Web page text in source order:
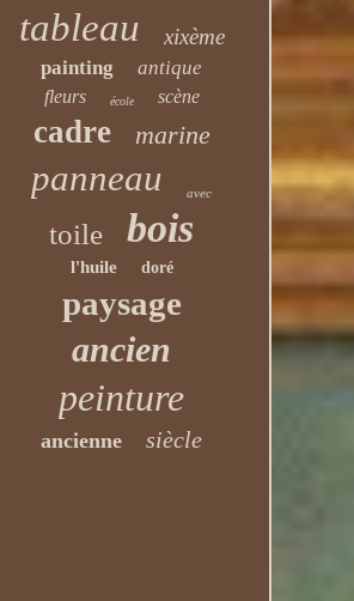
tableau xixème
painting antique
fleurs école scène
cadre marine
panneau avec
toile bois
l'huile doré
paysage
ancien
peinture
ancienne siècle